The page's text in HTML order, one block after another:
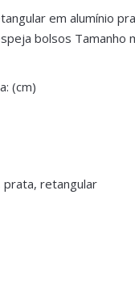
em alumínio
bolsos Tamanho
(cm)
prata, retangular
kg
× 17 cm
review
– Grande”
a> to post a review.